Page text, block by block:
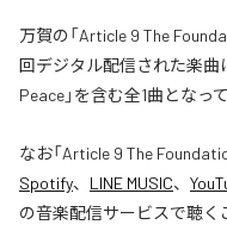
万賀の「Article 9 The
回デジタル配信された楽曲
Peace」を含む全1曲となっ
なお「Article 9 The
Spotify、 LINE MUSIC、
の音楽配信サービスで聴く